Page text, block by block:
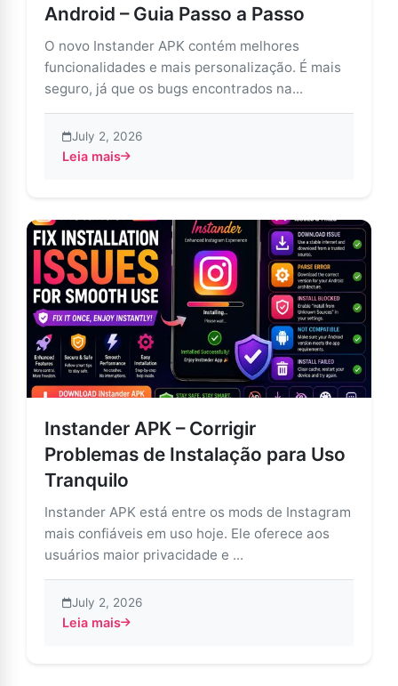
Android – Guia Passo a Passo
O novo Instander APK contém melhores
funcionalidades e mais personalização. É mais
seguro, já que os bugs encontrados na...
July 2, 2026
Leia mais
about Atualizar o Instander APK no Android – Guia
Instander APK – Corrigir
Problemas de Instalação para Uso
Tranquilo
Instander APK está entre os mods de Instagram
mais confiáveis em uso hoje. Ele oferece aos
usuários maior privacidade e ...
July 2, 2026
Leia mais
about Instander APK – Corrigir Problemas de